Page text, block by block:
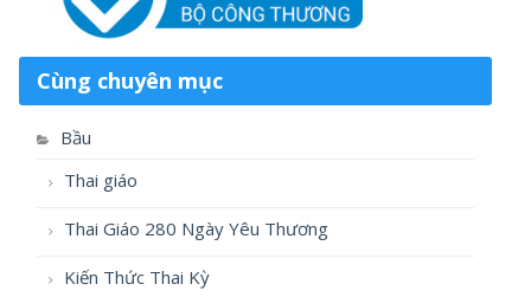
Cùng chuyên mục
Bầu
Thai giáo
Thai Giáo 280 Ngày Yêu Thương
Kiến Thức Thai Kỳ